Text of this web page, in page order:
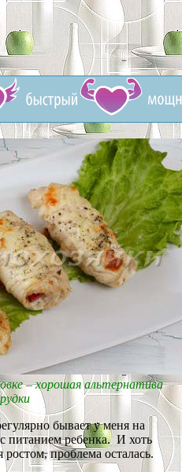
– хорошая альтернатива
бывает у меня на
питанием ребенка. И хоть
проблема осталась.